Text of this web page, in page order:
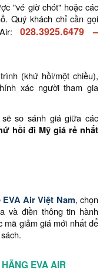
"vé giờ chót" hoặc các
Quý khách chỉ cần gọi
Air:028.3925.6479 –
(khứ hồi/một chiều),
xác người tham gia
so sánh giá giữa các
hồi đi Mỹ giá rẻ nhất
EVA Air Việt Nam, chọn
và điền thông tin hành
mã giảm giá mới nhất để
EVA AIR